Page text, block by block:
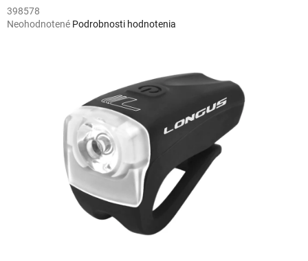
398578
Priemerné
Neohodnotené Podrobnosti hodnotenia